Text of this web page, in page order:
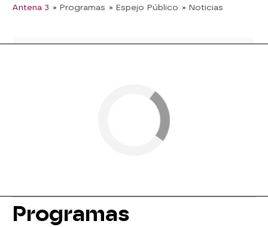
Antena 3 » Programas » Espejo Público » Noticias
Programas